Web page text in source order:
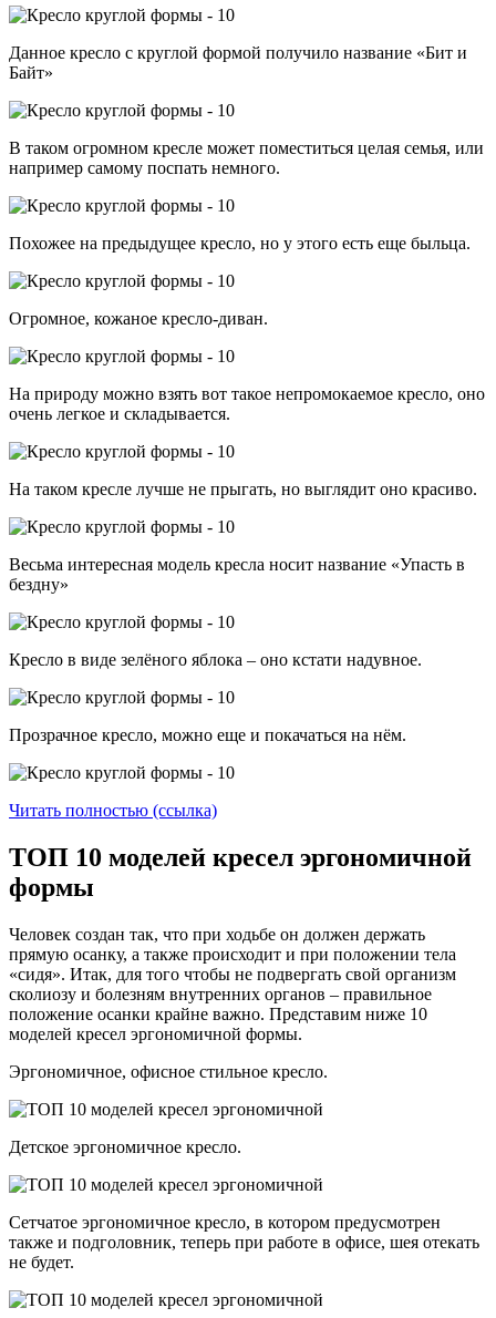
Данное кресло с круглой формой получило название «Бит и
Байт»
В таком огромном кресле может поместиться целая семья, или
например самому поспать немного.
Похожее на предыдущее кресло, но у этого есть еще быльца.
Огромное, кожаное кресло-диван.
На природу можно взять вот такое непромокаемое кресло, оно
очень легкое и складывается.
На таком кресле лучше не прыгать, но выглядит оно красиво.
Весьма интересная модель кресла носит название «Упасть в
бездну»
Кресло в виде зелёного яблока – оно кстати надувное.
Прозрачное кресло, можно еще и покачаться на нём.
Читать полностью (ссылка)
ТОП 10 моделей кресел эргономичной
формы
Человек создан так, что при ходьбе он должен держать
прямую осанку, а также происходит и при положении тела
«сидя». Итак, для того чтобы не подвергать свой организм
сколиозу и болезням внутренних органов – правильное
положение осанки крайне важно. Представим ниже 10
моделей кресел эргономичной формы.
Эргономичное, офисное стильное кресло.
Детское эргономичное кресло.
Сетчатое эргономичное кресло, в котором предусмотрен
также и подголовник, теперь при работе в офисе, шея отекать
не будет.